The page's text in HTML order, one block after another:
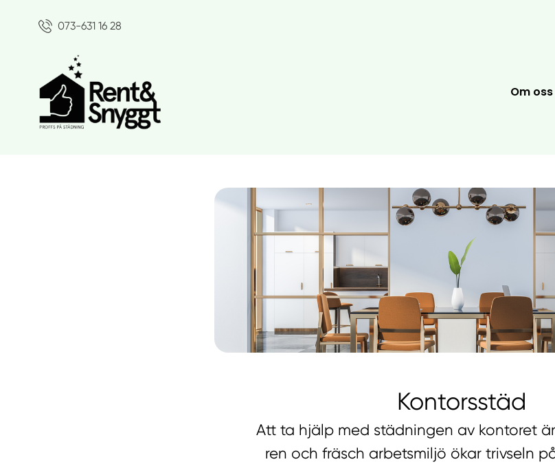
073-631 16 28
Om oss
Kontorsstäd
Att ta hjälp med städningen av kontoret
ren och fräsch arbetsmiljö ökar trivseln